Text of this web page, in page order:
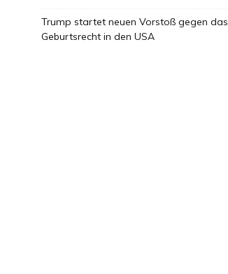
Trump startet neuen Vorstoß gegen das
Geburtsrecht in den USA